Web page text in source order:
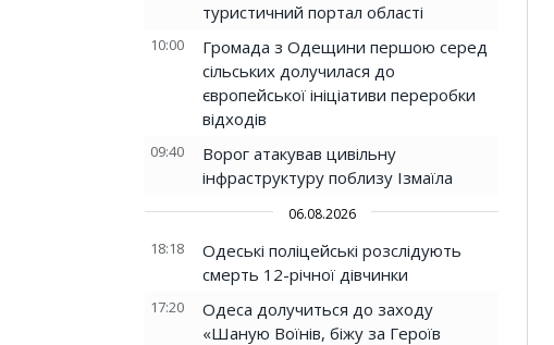
туристичний портал області
10:00
Громада з Одещини першою серед
сільських долучилася до
європейської ініціативи переробки
відходів
09:40
Ворог атакував цивільну
інфраструктуру поблизу Ізмаїла
06.08.2026
18:18
Одеські поліцейські розслідують
смерть 12-річної дівчинки
17:20
Одеса долучиться до заходу
«Шаную Воїнів, біжу за Героїв